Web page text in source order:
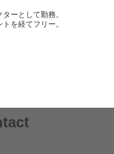
ーとして勤務。
を経てフリー。